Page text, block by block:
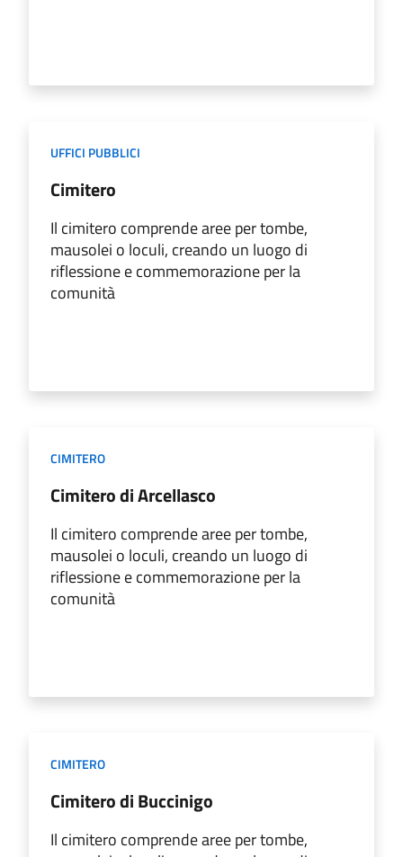
UFFICI PUBBLICI
Cimitero
Il cimitero comprende aree per tombe,
mausolei o loculi, creando un luogo di
riflessione e commemorazione per la
comunità
CIMITERO
Cimitero di Arcellasco
Il cimitero comprende aree per tombe,
mausolei o loculi, creando un luogo di
riflessione e commemorazione per la
comunità
CIMITERO
Cimitero di Buccinigo
Il cimitero comprende aree per tombe,